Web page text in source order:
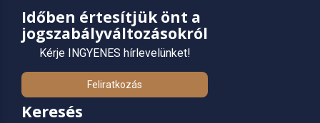
Időben értesítjük önt a
jogszabályváltozásokról
Kérje INGYENES hírlevelünket!
Feliratkozás
Keresés